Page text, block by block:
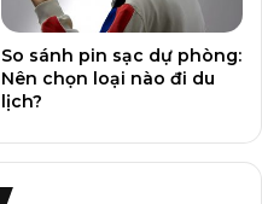
So sánh pin sạc dự phòng:
Nên chọn loại nào đi du
lịch?